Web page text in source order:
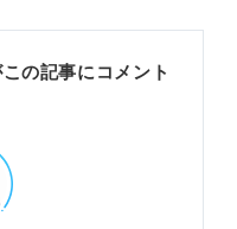
りに確認する。
本が重要。正式名称
機・自己PRのコ
の記事にコメント